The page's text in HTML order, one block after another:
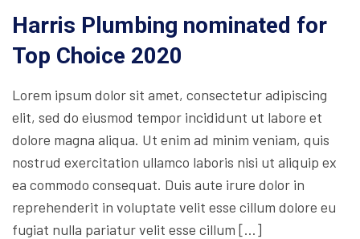
Harris Plumbing nominated for
Top Choice 2020
Lorem ipsum dolor sit amet, consectetur adipiscing
elit, sed do eiusmod tempor incididunt ut labore et
dolore magna aliqua. Ut enim ad minim veniam, quis
nostrud exercitation ullamco laboris nisi ut aliquip ex
ea commodo consequat. Duis aute irure dolor in
reprehenderit in voluptate velit esse cillum dolore eu
fugiat nulla pariatur velit esse cillum […]